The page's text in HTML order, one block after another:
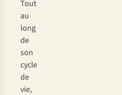
Tout
au
long
de
son
cycle
de
vie,